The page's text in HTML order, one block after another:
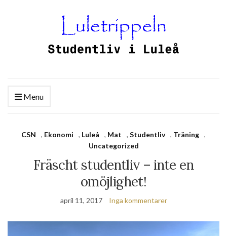
Menu
CSN , Ekonomi , Luleå , Mat , Studentliv , Träning ,
Uncategorized
Fräscht studentliv – inte en
omöjlighet!
april 11, 2017 Inga kommentarer